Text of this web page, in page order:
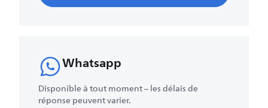
Whatsapp
Disponible à tout moment – les délais de
réponse peuvent varier.